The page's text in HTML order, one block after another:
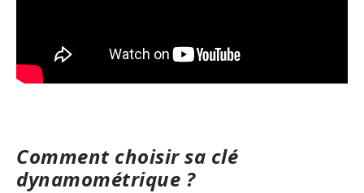
Comment choisir sa clé
dynamométrique ?